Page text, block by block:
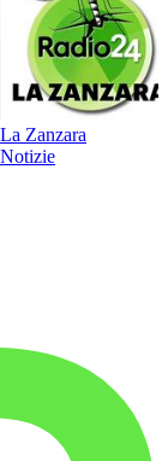
La Zanzara
Notizie